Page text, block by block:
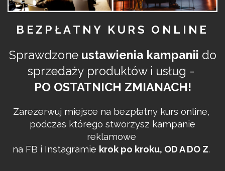
BEZPŁATNY KURS ONLINE
Sprawdzone ustawienia kampanii do
sprzedaży produktów i usług -
PO OSTATNICH ZMIANACH!
Zarezerwuj miejsce na bezpłatny kurs online,
podczas którego stworzysz kampanie
reklamowe
na FB i Instagramie krok po kroku, OD A DO Z.